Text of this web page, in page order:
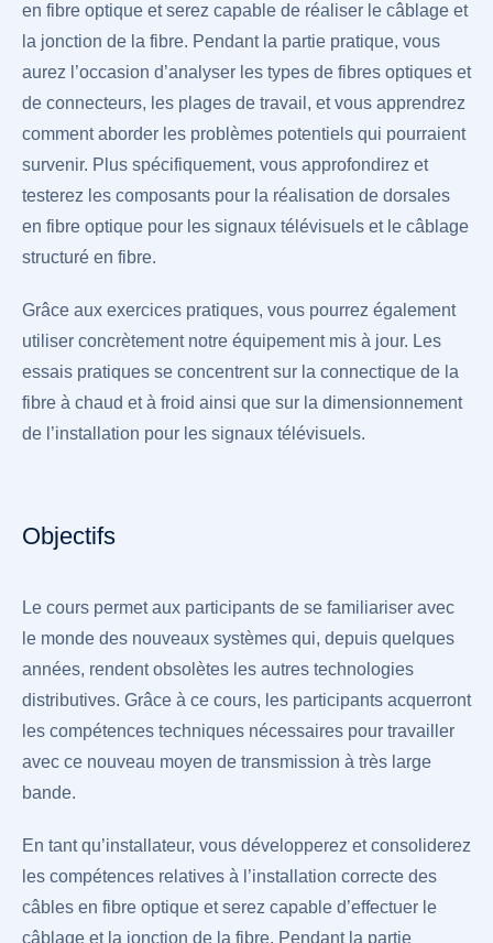
en fibre optique et serez capable de réaliser le câblage et
la jonction de la fibre. Pendant la partie pratique, vous
aurez l’occasion d’analyser les types de fibres optiques et
de connecteurs, les plages de travail, et vous apprendrez
comment aborder les problèmes potentiels qui pourraient
survenir. Plus spécifiquement, vous approfondirez et
testerez les composants pour la réalisation de dorsales
en fibre optique pour les signaux télévisuels et le câblage
structuré en fibre.
Grâce aux exercices pratiques, vous pourrez également
utiliser concrètement notre équipement mis à jour. Les
essais pratiques se concentrent sur la connectique de la
fibre à chaud et à froid ainsi que sur la dimensionnement
de l’installation pour les signaux télévisuels.
Objectifs
Le cours permet aux participants de se familiariser avec
le monde des nouveaux systèmes qui, depuis quelques
années, rendent obsolètes les autres technologies
distributives. Grâce à ce cours, les participants acquerront
les compétences techniques nécessaires pour travailler
avec ce nouveau moyen de transmission à très large
bande.
En tant qu’installateur, vous développerez et consoliderez
les compétences relatives à l’installation correcte des
câbles en fibre optique et serez capable d’effectuer le
câblage et la jonction de la fibre. Pendant la partie